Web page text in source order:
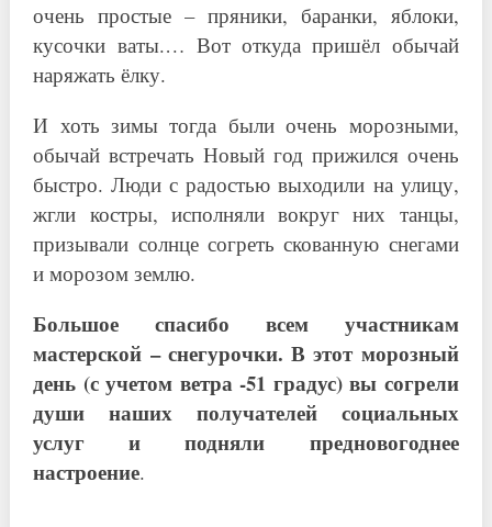
очень простые – пряники, баранки, яблоки,
кусочки ваты.… Вот откуда пришёл обычай
наряжать ёлку.
И хоть зимы тогда были очень морозными,
обычай встречать Новый год прижился очень
быстро. Люди с радостью выходили на улицу,
жгли костры, исполняли вокруг них танцы,
призывали солнце согреть скованную снегами
и морозом землю.
Большое спасибо всем участникам
мастерской – снегурочки. В этот морозный
день (с учетом ветра -51 градус) вы согрели
души наших получателей социальных
услуг и подняли предновогоднее
настроение.